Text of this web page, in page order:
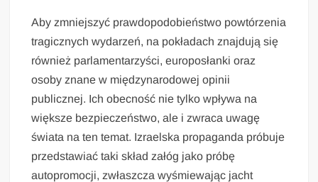
Aby zmniejszyć prawdopodobieństwo powtórzenia
tragicznych wydarzeń, na pokładach znajdują się
również parlamentarzyści, europosłanki oraz
osoby znane w międzynarodowej opinii
publicznej. Ich obecność nie tylko wpływa na
większe bezpieczeństwo, ale i zwraca uwagę
świata na ten temat. Izraelska propaganda próbuje
przedstawiać taki skład załóg jako próbę
autopromocji, zwłaszcza wyśmiewając jacht